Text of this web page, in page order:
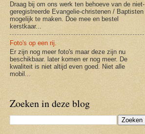
Draag bij om ons werk ten behoeve van de niet-
geregistreerde Evangelie-christenen / Baptisten
mogelijk te maken. Doe mee en bestel
kerstkaar...
Foto's op een rij.
Er zijn nog meer foto's maar deze zijn nu
beschikbaar. later komen er nog meer. De
kwaliteit is niet altijd even goed. Niet alle
mobil...
Zoeken in deze blog